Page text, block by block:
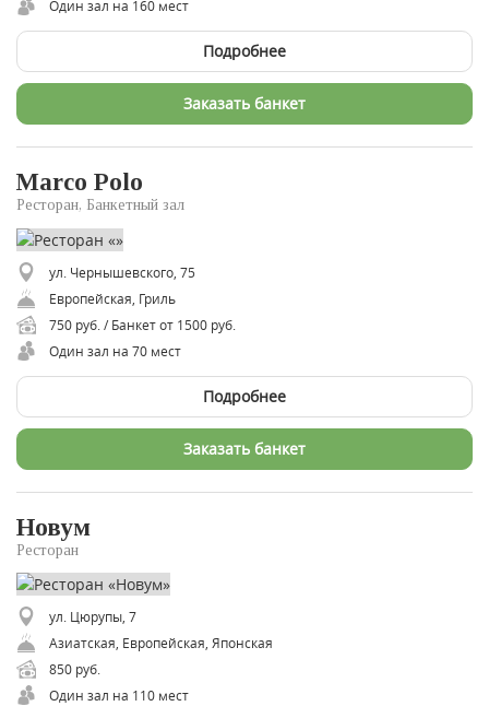
Один зал на 160 мест
Подробнее
Заказать банкет
Marco Polo
Ресторан, Банкетный зал
ул. Чернышевского, 75
Европейская, Гриль
750 руб. / Банкет от 1500 руб.
Один зал на 70 мест
Подробнее
Заказать банкет
Новум
Ресторан
ул. Цюрупы, 7
Азиатская, Европейская, Японская
850 руб.
Один зал на 110 мест